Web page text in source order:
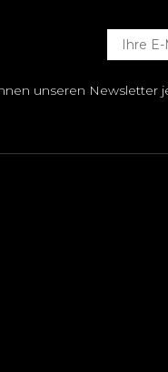
unseren Newsletter